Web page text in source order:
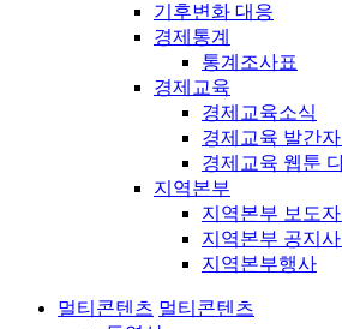
기후변화 대응
경제통계
통계조사표
경제교육
경제교육소식
경제교육 발간
경제교육 웹툰
지역본부
지역본부 보도
지역본부 공지
지역본부행사
멀티콘텐츠 멀티콘텐츠